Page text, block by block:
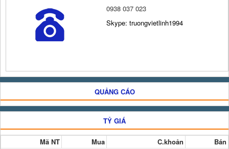
0938 037 023
Skype: truongvietlinh1994
QUẢNG CÁO
TỶ GIÁ
Mã NT Mua C.khoản
Bán